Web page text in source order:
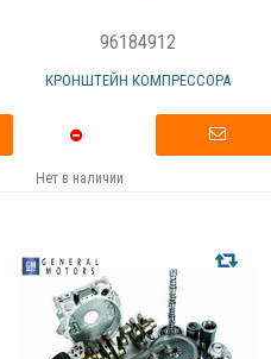
96184912
КРОНШТЕЙН КОМПРЕССОРА
Нет в наличии